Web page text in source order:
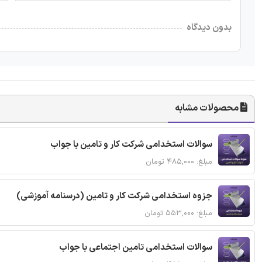
بدون دیدگاه
محصولات مشابه
سوالات استخدامی شرکت کار و تامین با جواب
مبلغ: ۴۸۵,۰۰۰ تومان
جزوه استخدامی شرکت کار و تامین (درسنامه آموزشی)
مبلغ: ۵۵۳,۰۰۰ تومان
سوالات استخدامی تامین اجتماعی با جواب